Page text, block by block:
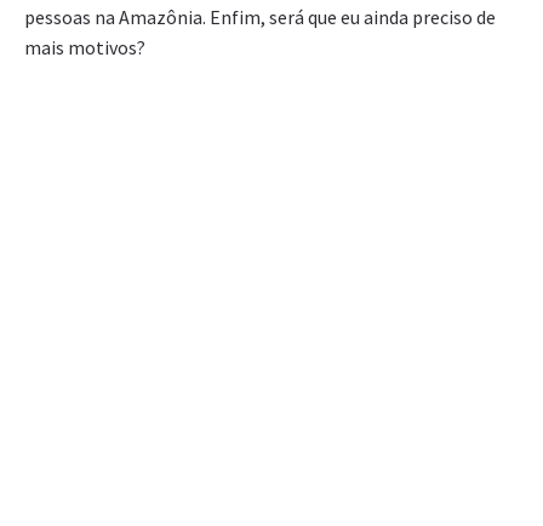
pessoas na Amazônia. Enfim, será que eu ainda preciso de
mais motivos?